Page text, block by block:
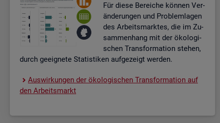
Für diese Be­rei­che kön­nen Ver­
än­de­run­gen und Pro­blem­la­gen
des Ar­beits­mark­tes, die im Zu­
sam­men­hang mit der öko­lo­gi­
schen Trans­for­ma­ti­on ste­hen,
durch ge­eig­ne­te Sta­tis­ti­ken auf­ge­zeigt wer­den.
Aus­wir­kun­gen der öko­lo­gi­schen Trans­for­ma­ti­on auf
den Ar­beits­markt